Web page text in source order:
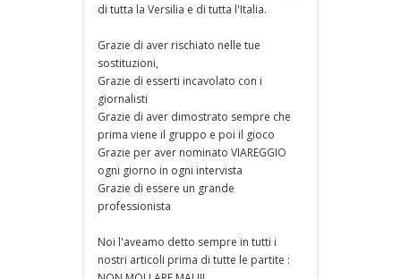
di tutta la Versilia e di tutta l'Italia.
Grazie di aver rischiato nelle tue
sostituzioni,
Grazie di esserti incavolato con i
giornalisti
Grazie di aver dimostrato sempre che
prima viene il gruppo e poi il gioco
Grazie per aver nominato VIAREGGIO
ogni giorno in ogni intervista
Grazie di essere un grande
professionista
Noi l'aveamo detto sempre in tutti i
nostri articoli prima di tutte le partite :